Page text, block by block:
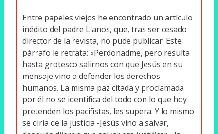
Entre papeles viejos he encontrado un artículo
inédito del padre Llanos, que, tras ser cesado
director de la revista, no pude publicar. Este
párrafo le retrata: «Perdonadme, pero resulta
hasta grotesco salirnos con que Jesús en su
mensaje vino a defender los derechos
humanos. La misma paz citada y proclamada
por él no se identifica del todo con lo que hoy
pretenden los pacifistas, les supera. Y lo mismo
se diría de la justicia -Jesús vino a salvar,